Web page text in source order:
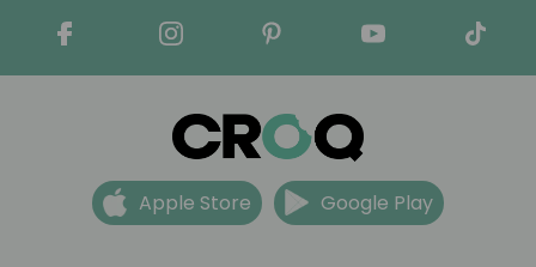
Apple Store Google Play